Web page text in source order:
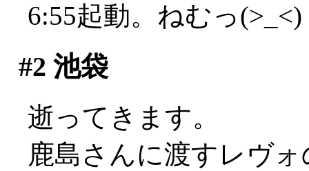
6:55起動。ねむっ(>_<)
#2 池袋
逝ってきます。
鹿島さんに渡すレヴ